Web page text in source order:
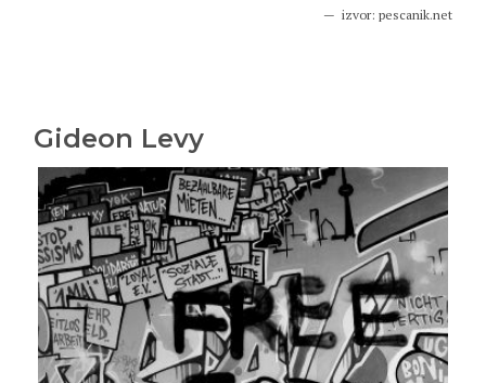
izvor: pescanik.net
Gideon Levy